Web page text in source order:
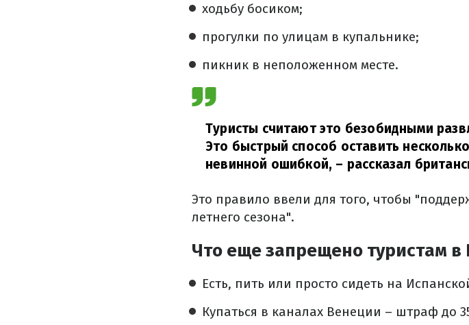
ходьбу босиком;
прогулки по улицам в купальнике;
пикник в неположенном месте.
Туристы считают это безобидными
Это быстрый способ оставить
невинной ошибкой, – рассказал
Это правило ввели для того, чтобы
летнего сезона".
Что еще запрещено туристам в
Есть, пить или просто сидеть на
Купаться в каналах Венеции – штраф до